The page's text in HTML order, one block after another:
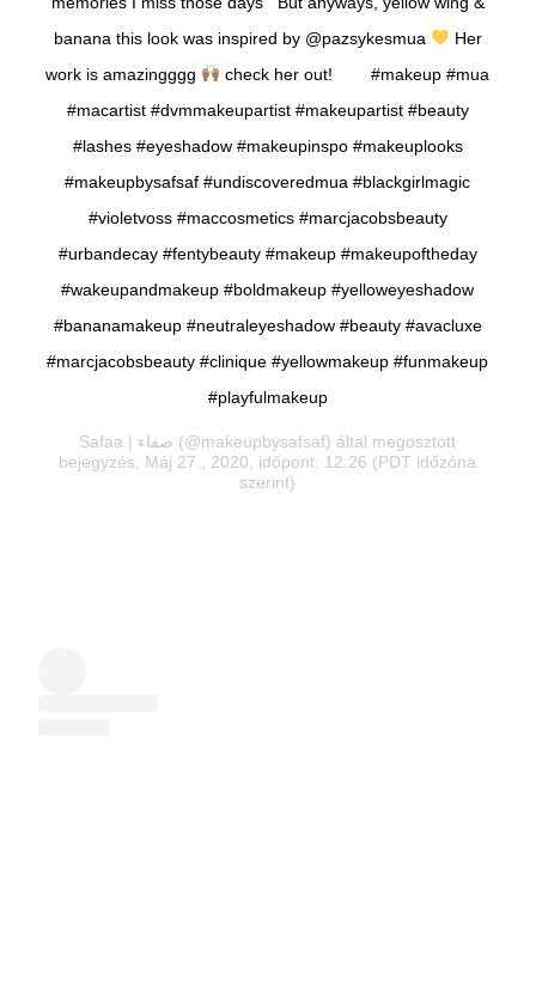
banana this look was inspired by @pazsykesmua
Her
work is amazingggg
check her out! ⁣ ⁣⁣ ⁣⁣ ⁣⁣ ⁣⁣ ⁣⁣ ⁣⁣ ⁣⁣⁣⁣⁣#makeup #mua
#macartist #dvmmakeupartist #makeupartist #beauty
#lashes #eyeshadow #makeupinspo #makeuplooks
#makeupbysafsaf #undiscoveredmua #blackgirlmagic
#violetvoss #maccosmetics #marcjacobsbeauty
#urbandecay #fentybeauty #makeup #makeupoftheday
#wakeupandmakeup #boldmakeup #yelloweyeshadow
#bananamakeup #neutraleyeshadow #beauty #avacluxe
#marcjacobsbeauty #clinique #yellowmakeup #funmakeup
#playfulmakeup
Safaa | ‏صفاء (@makeupbysafsaf) által megosztott
bejegyzés, Máj 27., 2020, időpont: 12:26 (PDT időzóna
szerint)